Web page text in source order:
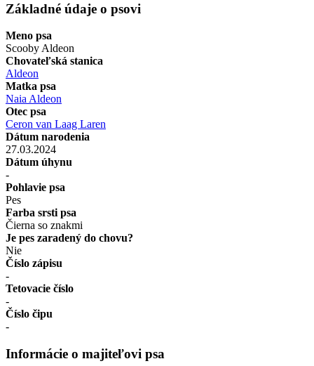
Základné údaje o psovi
Meno psa
Scooby Aldeon
Chovateľská stanica
Aldeon
Matka psa
Naia Aldeon
Otec psa
Ceron van Laag Laren
Dátum narodenia
27.03.2024
Dátum úhynu
-
Pohlavie psa
Pes
Farba srsti psa
Čierna so znakmi
Je pes zaradený do chovu?
Nie
Číslo zápisu
-
Tetovacie číslo
-
Číslo čipu
-
Informácie o majiteľovi psa